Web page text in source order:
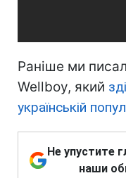
Раніше ми
Wellboy, який
українській
Не упустите
наши